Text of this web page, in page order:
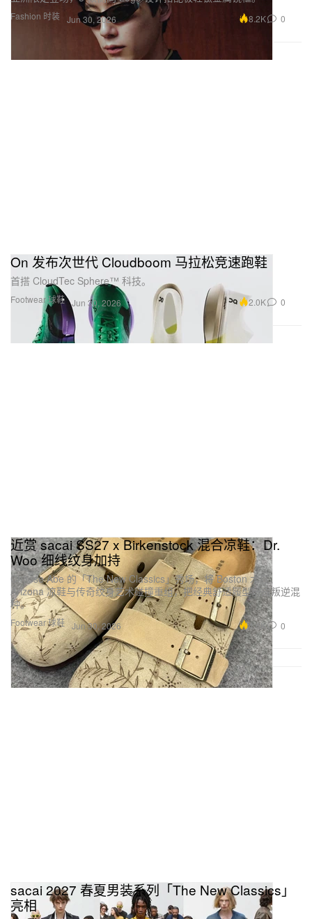
Fashion 时装 Jun 30, 2026 8.2K 0
Footwear 球鞋
On 发布次世代 Cloudboom 马拉松竞速跑鞋
首搭 CloudTec Sphere™ 科技。
Jun 30, 2026 2.0K 0
Footwear 球鞋
近赏 sacai SS27 x Birkenstock 混合凉鞋：Dr.
Woo 细线纹身加持
Chitose Abe 的「The New Classics」秀场，将 Boston 木屐、
Arizona 凉鞋与传奇纹身艺术碰撞重组，把经典舒适履型玩成叛逆混
种。
Jun 30, 2026 4.6K 0
sacai 2027 春夏男装系列「The New Classics」
亮相